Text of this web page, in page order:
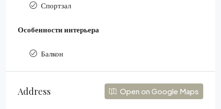
Спортзал
Особенности интерьера
Балкон
Address Open on Google Maps